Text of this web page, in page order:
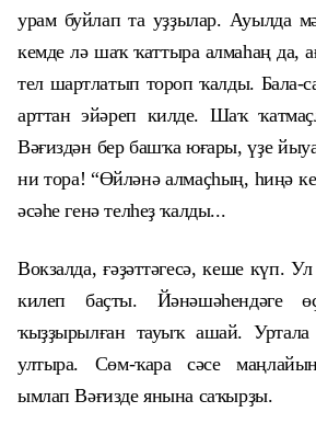
урам буйлап та уҙҙылар. Ауылда
кемде лә шаҡ ҡаттыра алмаһаң да,
тел шартлатып тороп ҡалды. Бала-
арттан эйәреп килде. Шаҡ
Вәғиздән бер башҡа юғары, үҙе
ни тора! “Өйләнә алмаҫһың, һиңә
әсәһе генә телһеҙ ҡалды...
Вокзалда, ғәҙәттәгесә, кеше күп.
килеп баҫты. Йәнәшәһендәге
ҡыҙҙырылған тауыҡ ашай.
ултыра. Сөм-ҡара сәсе
ымлап Вәғизде янына саҡырҙы.